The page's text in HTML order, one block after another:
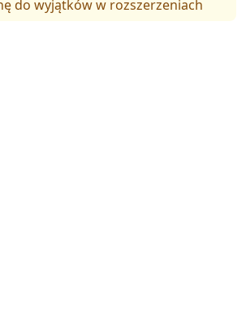
do wyjątków w rozszerzeniach